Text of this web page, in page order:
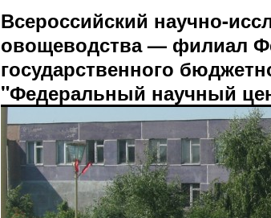
Всероссийский научно-
овощеводства — филиал
государственного
"Федеральный научный